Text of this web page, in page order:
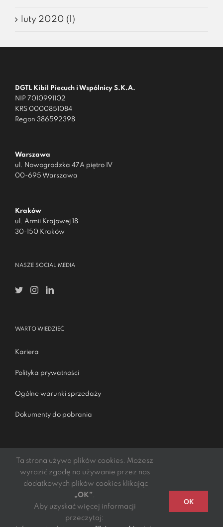
luty 2020 (1)
DGTL Kibil Piecuch i Wspólnicy S.K.A.
NIP 7010991102
KRS 0000851084
Regon 386592398
Warszawa
ul. Nowogrodzka 47A piętro IV
00-695 Warszawa
Kraków
ul. Armii Krajowej 18
30-150 Kraków
NASZE SOCIAL MEDIA
WARTO WIEDZIEĆ
Kariera
Polityka prywatności
Ogólne warunki sprzedaży
Dokumenty do pobrania
Podmiotem świadczącym obsługę płatności online jest
mElements S.A.
Ta strona używa plików cookies. Możesz
wyrazić zgodę na używanie przez nas
dodatkowych plików cookies klikając
„OK” .
Aby uzyskać więcej informacji
przeczytaj:
OK